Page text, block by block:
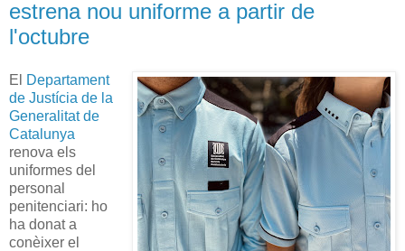
estrena nou uniforme a partir de
l'octubre
El
Departament
de Justícia de la
Generalitat de
Catalunya
renova els
uniformes del
personal
penitenciari: ho
ha donat a
conèixer el